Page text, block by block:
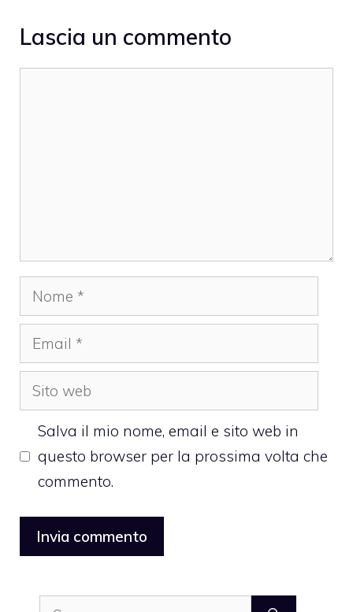
Lascia un commento
Nome
Email
Sito
web
Salva il mio nome, email e sito web in
questo browser per la prossima volta che
commento.
Ricerca